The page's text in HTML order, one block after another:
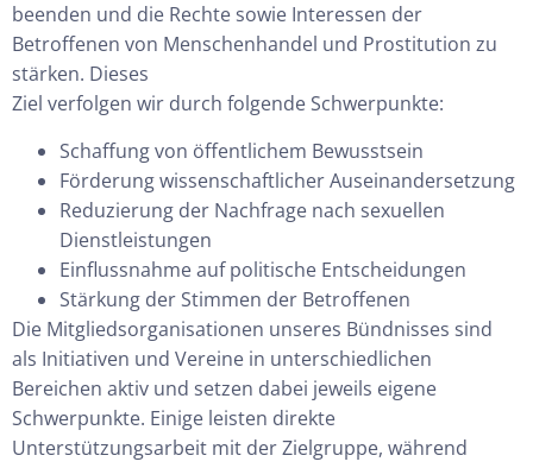
beenden und die Rechte sowie Interessen der
Betroffenen von Menschenhandel und Prostitution zu
stärken. Dieses
Ziel verfolgen wir durch folgende Schwerpunkte:
Schaffung von öffentlichem Bewusstsein
Förderung wissenschaftlicher Auseinandersetzung
Reduzierung der Nachfrage nach sexuellen
Dienstleistungen
Einflussnahme auf politische Entscheidungen
Stärkung der Stimmen der Betroffenen
Die Mitgliedsorganisationen unseres Bündnisses sind
als Initiativen und Vereine in unterschiedlichen
Bereichen aktiv und setzen dabei jeweils eigene
Schwerpunkte. Einige leisten direkte
Unterstützungsarbeit mit der Zielgruppe, während